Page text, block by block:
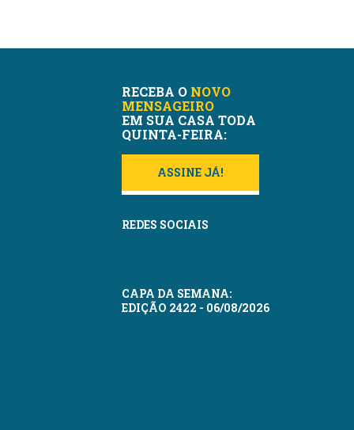
RECEBA O NOVO
MENSAGEIRO
EM SUA CASA TODA
QUINTA-FEIRA:
ASSINE JÁ!
REDES SOCIAIS
CAPA DA SEMANA:
EDIÇÃO 2422 - 06/08/2026